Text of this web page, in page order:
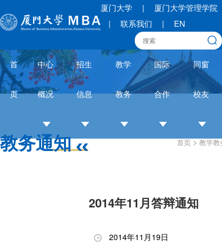
厦门大学 |
厦门大学管理学院
|
联系我们 | EN
首
页
中心
概况
中
招生
信息
招
招
教学
教务
论文
辩
国际
合作
OneMBA
同窗
校友
校
教务通知 首页 > 教学教
2014年11月答辩通知
2014年11月19日